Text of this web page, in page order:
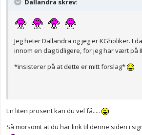
Dallandra skrev:
Jeg heter Dallandra og jeg er KGholiker. I
innom en dag tidligere, for jeg har vært på
*insisterer på at dette er mitt forslag*
En liten prosent kan du vel få.....
Så morsomt at du har link til denne siden i